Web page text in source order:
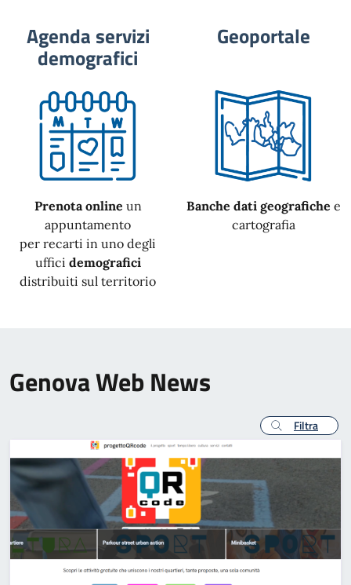
Agenda servizi
demografici
Prenota online un
appuntamento
per recarti in uno degli
uffici demografici
distribuiti sul territorio
Geoportale
Banche dati geografiche e
cartografia
Genova Web News
Filtra